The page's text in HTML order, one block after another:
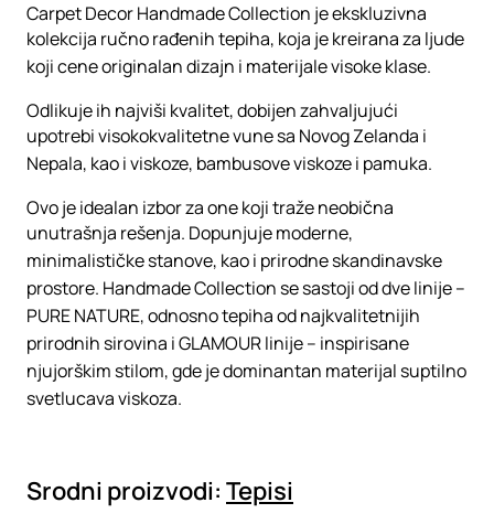
Carpet Decor Handmade Collection je ekskluzivna
kolekcija ručno rađenih tepiha, koja je kreirana za ljude
koji cene originalan dizajn i materijale visoke klase.
Odlikuje ih najviši kvalitet, dobijen zahvaljujući
upotrebi visokokvalitetne vune sa Novog Zelanda i
Nepala, kao i viskoze, bambusove viskoze i pamuka.
Ovo je idealan izbor za one koji traže neobična
unutrašnja rešenja. Dopunjuje moderne,
minimalističke stanove, kao i prirodne skandinavske
prostore. Handmade Collection se sastoji od dve linije –
PURE NATURE, odnosno tepiha od najkvalitetnijih
prirodnih sirovina i GLAMOUR linije – inspirisane
njujorškim stilom, gde je dominantan materijal suptilno
svetlucava viskoza.
Srodni proizvodi: Tepisi